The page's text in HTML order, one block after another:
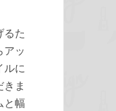
るた
アッ
ルに
ま
と幅